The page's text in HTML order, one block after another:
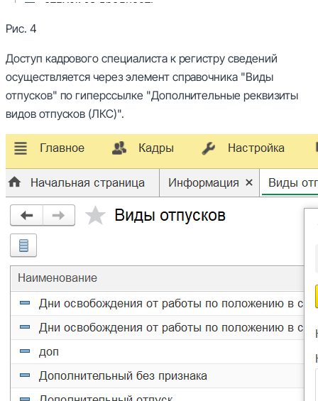
Рис. 4
Доступ кадрового специалиста к регистру сведений
осуществляется через элемент справочника "Виды
отпусков" по гиперссылке "Дополнительные реквизиты
видов отпусков (ЛКС)".